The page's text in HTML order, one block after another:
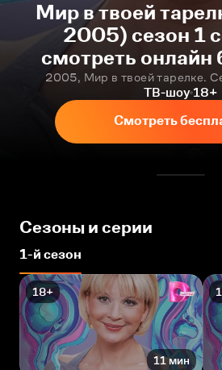
Мир в твоей
2005) сезон 1
смотреть онлайн
2005, Мир в твоей тарелке.
ТВ-шоу 18+
Смотреть
Сезоны и серии
1-й сезон
18+
11 мин